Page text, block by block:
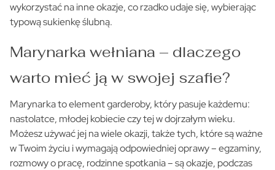
wykorzystać na inne okazje, co rzadko udaje się, wybierając
typową sukienkę ślubną.
Marynarka wełniana – dlaczego
warto mieć ją w swojej szafie?
Marynarka to element garderoby, który pasuje każdemu:
nastolatce, młodej kobiecie czy tej w dojrzałym wieku.
Możesz używać jej na wiele okazji, także tych, które są ważne
w Twoim życiu i wymagają odpowiedniej oprawy – egzaminy,
rozmowy o pracę, rodzinne spotkania – są okazje, podczas